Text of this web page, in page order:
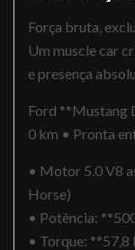
Força bruta,
Um muscle car
e presença
Ford **Mustang
0 km • Pronta
• Motor 5.0 V8
Horse)
• Potência:
• Torque: